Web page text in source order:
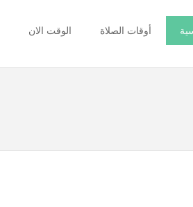
أوقات الصلاة الوقت الان